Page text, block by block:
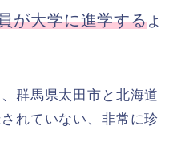
が大学に進学するよ
群馬県太田市と北海道
れていない、非常に珍